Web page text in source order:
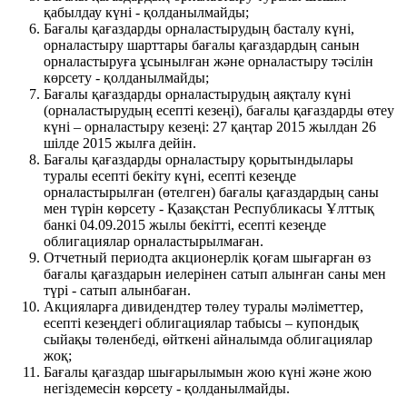
қабылдау күні - қолданылмайды;
Бағалы қағаздарды орналастырудың басталу күні,
орналастыру шарттары бағалы қағаздардың санын
орналастыруға ұсынылған және орналастыру тәсілін
көрсету - қолданылмайды;
Бағалы қағаздарды орналастырудың аяқталу күні
(орналастырудың есепті кезеңі), бағалы қағаздарды өтеу
күні – орналастыру кезеңі: 27 қаңтар 2015 жылдан 26
шілде 2015 жылға дейін.
Бағалы қағаздарды орналастыру қорытындылары
туралы есепті бекіту күні, есепті кезеңде
орналастырылған (өтелген) бағалы қағаздардың саны
мен түрін көрсету - Қазақстан Республикасы Ұлттық
банкі 04.09.2015 жылы бекітті, есепті кезеңде
облигациялар орналастырылмаған.
Отчетный периодта акционерлік қоғам шығарған өз
бағалы қағаздарын иелерінен сатып алынған саны мен
түрі - сатып алынбаған.
Акцияларға дивидендтер төлеу туралы мәліметтер,
есепті кезеңдегі облигациялар табысы – купондық
сыйақы төленбеді, өйткені айналымда облигациялар
жоқ;
Бағалы қағаздар шығарылымын жою күні және жою
негіздемесін көрсету - қолданылмайды.